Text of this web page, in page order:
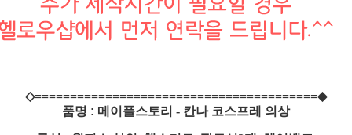
◇========================================◆
품명 : 메이플스토리 - 칸나 코스프레 의상